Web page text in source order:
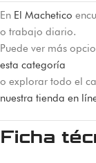
En El Machetico
o trabajo diario.
Puede ver más
esta categoría
o explorar todo el
nuestra tienda en
Ficha